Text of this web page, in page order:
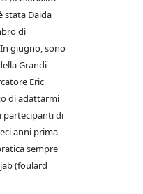
stata Daida
di
giugno, sono
Grandi
Eric
di adattarmi
partecipanti di
anni prima
sempre
(foulard